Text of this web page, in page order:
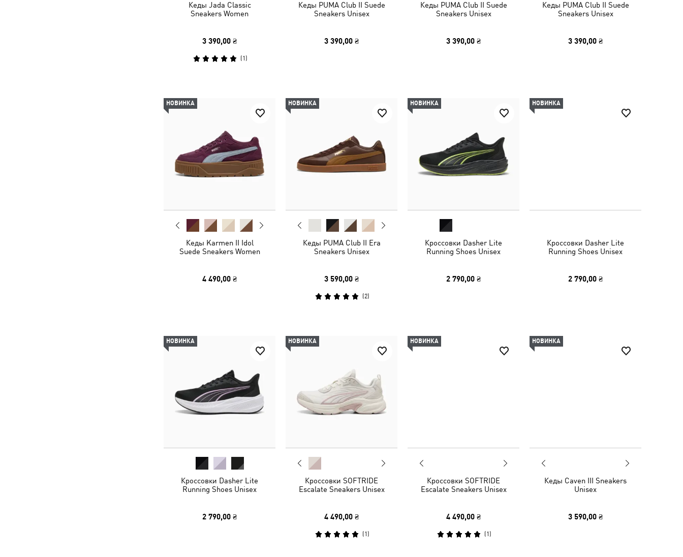
Кеды Jada Classic
Sneakers Women
3 390,00 ₴
(1 )
Кеды PUMA Club II Suede
Sneakers Unisex
3 390,00 ₴
Кеды PUMA Club II Suede
Sneakers Unisex
3 390,00 ₴
Кеды PUMA Club II Suede
Sneakers Unisex
3 390,00 ₴
НОВИНКА
Кеды Karmen II Idol
Suede Sneakers Women
4 490,00 ₴
НОВИНКА
Кеды PUMA Club II Era
Sneakers Unisex
3 590,00 ₴
(2)
НОВИНКА
Кроссовки Dasher Lite
Running Shoes Unisex
2 790,00 ₴
НОВИНКА
Кроссовки Dasher Lite
Running Shoes Unisex
2 790,00 ₴
НОВИНКА
Кроссовки Dasher Lite
Running Shoes Unisex
2 790,00 ₴
НОВИНКА
Кроссовки SOFTRIDE
Escalate Sneakers Unisex
4 490,00 ₴
(1 )
НОВИНКА
Кроссовки SOFTRIDE
Escalate Sneakers Unisex
4 490,00 ₴
(1 )
НОВИНКА
Кеды Caven III Sneakers
Unisex
3 590,00 ₴